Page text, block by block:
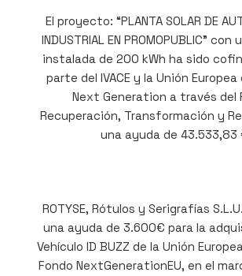
El proyecto: “PLANTA SOLAR DE
INDUSTRIAL EN PROMOPUBLIC”
instalada de 200 kWh ha sido
parte del IVACE y la Unión
Next Generation a través del
Recuperación, Transformación y
una ayuda de 43.533,83
ROTYSE, Rótulos y Serigrafías
una ayuda de 3.600€ para la
Vehículo ID BUZZ de la Unión
Fondo NextGenerationEU, en el